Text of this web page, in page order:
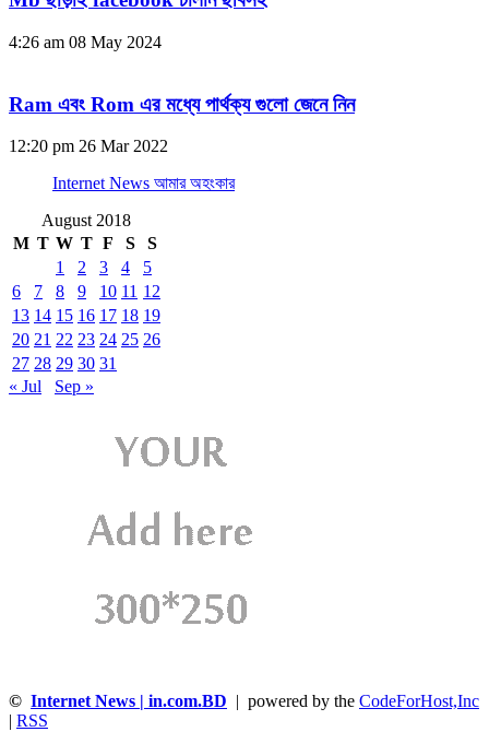
4:26 am 08 May 2024
Ram এবং Rom এর মধ্যে পার্থক্য গুলো জেনে নিন
12:20 pm 26 Mar 2022
Internet News আমার অহংকার
August 2018
M T W T F S
S
1
2 3 4
5
6
7 8 9 10 11 12
13 14 15 16 17 18 19
20 21 22 23 24 25 26
27 28 29 30 31
« Jul
Sep »
© Internet News | in.com.BD | powered by the CodeForHost,Inc
RSS